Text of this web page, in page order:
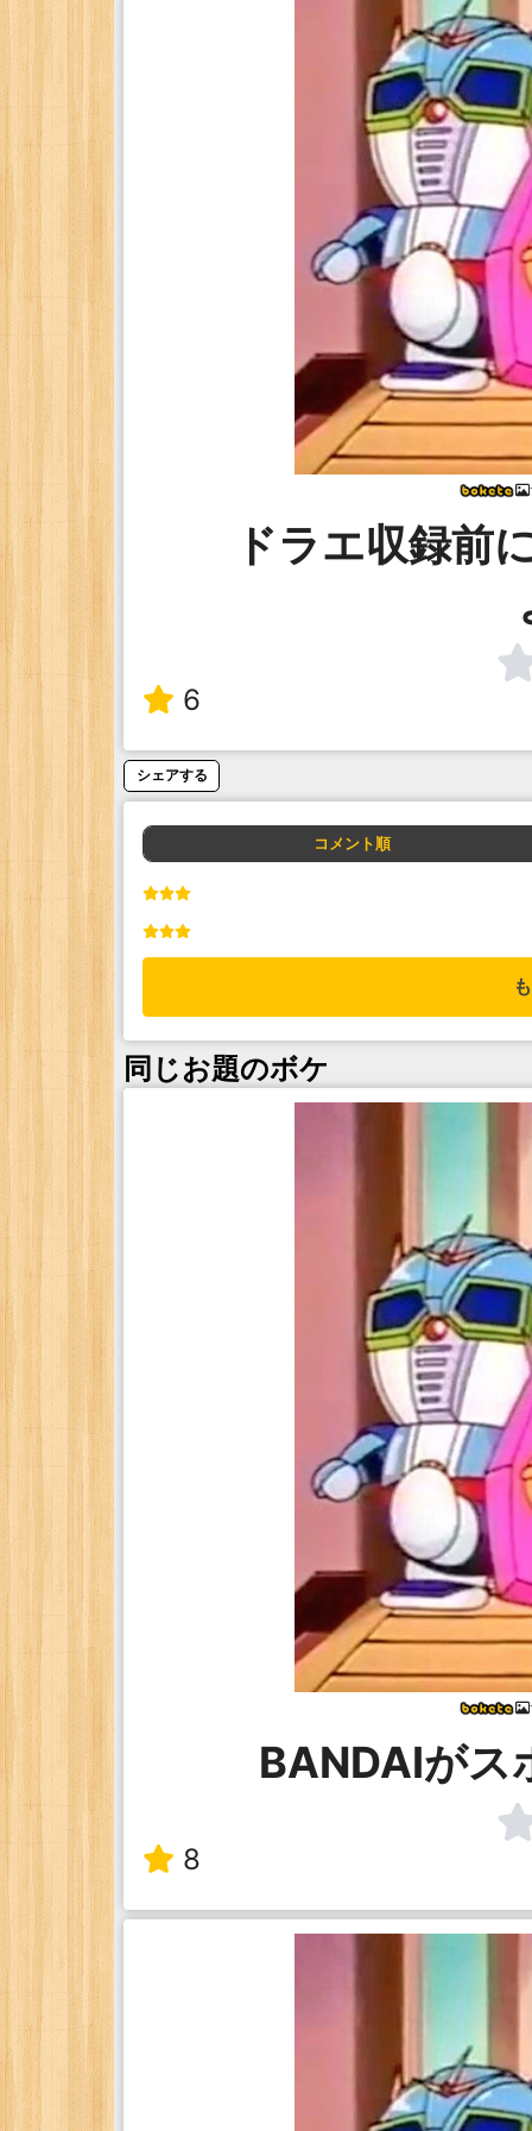
ドラエ収録前
6
シェアする
コメント順
同じお題のボケ
BANDAIがス
8